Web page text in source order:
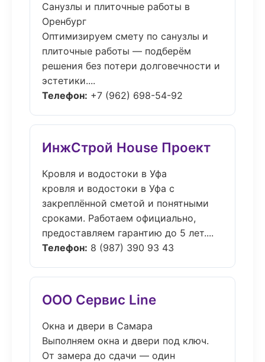
Санузлы и плиточные работы в
Оренбург
Оптимизируем смету по санузлы и
плиточные работы — подберём
решения без потери долговечности и
эстетики....
Телефон: +7 (962) 698-54-92
ИнжСтрой House Проект
Кровля и водостоки в Уфа
кровля и водостоки в Уфа с
закреплённой сметой и понятными
сроками. Работаем официально,
предоставляем гарантию до 5 лет....
Телефон: 8 (987) 390 93 43
ООО Сервис Line
Окна и двери в Самара
Выполняем окна и двери под ключ.
От замера до сдачи — один